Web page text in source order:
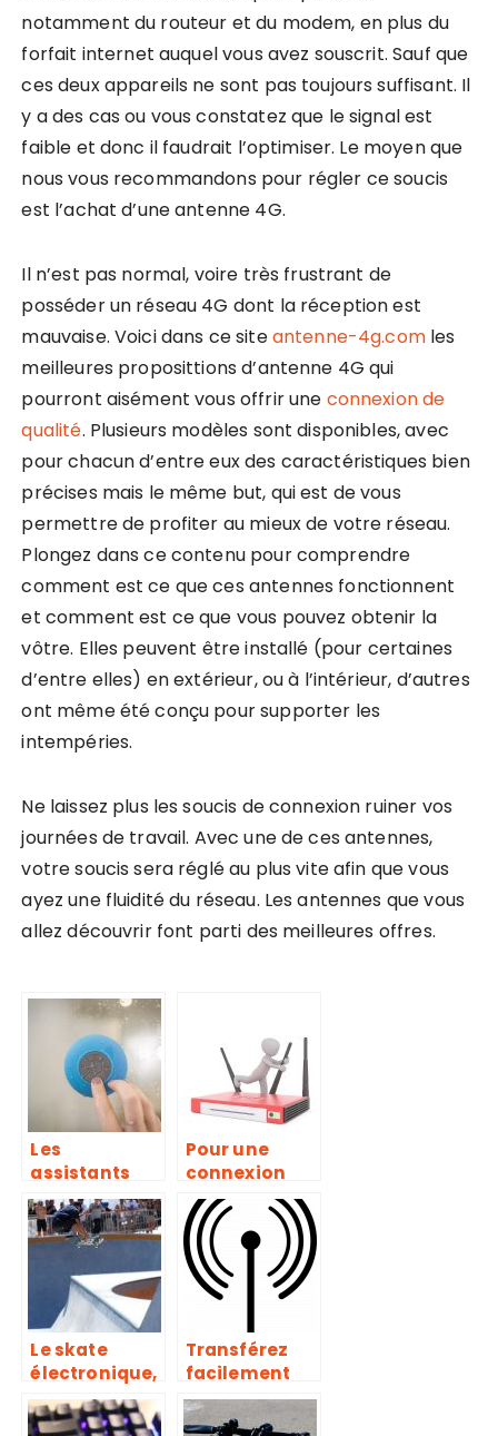
notamment du routeur et du modem, en plus du
forfait internet auquel vous avez souscrit. Sauf que
ces deux appareils ne sont pas toujours suffisant. Il
y a des cas ou vous constatez que le signal est
faible et donc il faudrait l’optimiser. Le moyen que
nous vous recommandons pour régler ce soucis
est l’achat d’une antenne 4G.
Il n’est pas normal, voire très frustrant de
posséder un réseau 4G dont la réception est
mauvaise. Voici dans ce siteantenne-4g.comles
meilleures proposittions d’antenne 4G qui
pourront aisément vous offrir une connexion de
qualité. Plusieurs modèles sont disponibles, avec
pour chacun d’entre eux des caractéristiques bien
précises mais le même but, qui est de vous
permettre de profiter au mieux de votre réseau.
Plongez dans ce contenu pour comprendre
comment est ce que ces antennes fonctionnent
et comment est ce que vous pouvez obtenir la
vôtre. Elles peuvent être installé (pour certaines
d’entre elles) en extérieur, ou à l’intérieur, d’autres
ont même été conçu pour supporter les
intempéries.
Ne laissez plus les soucis de connexion ruiner vos
journées de travail. Avec une de ces antennes,
votre soucis sera réglé au plus vite afin que vous
ayez une fluidité du réseau. Les antennes que vous
allez découvrir font parti des meilleures offres.
Les
assistants
vocaux, des
accessoires
audios
Pour une
connexion
haut débit
faites
confiance au
routeur 4G
Le skate
électronique,
une œuvre
des nouvelles
Transférez
facilement
vos données
à l’aide d’un